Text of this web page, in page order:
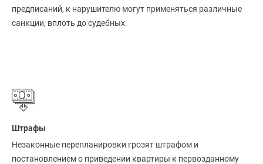
предписаний, к нарушителю могут применяться различные
санкции, вплоть до судебных.
Штрафы
Незаконные перепланировки грозят штрафом и
постановлением о приведении квартиры к первозданному